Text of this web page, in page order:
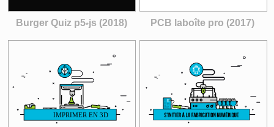
Burger Quiz p5*js (2018) PCB laboîte pro (2017)